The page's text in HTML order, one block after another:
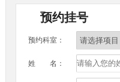
预约挂号
预约科室：
姓 名：